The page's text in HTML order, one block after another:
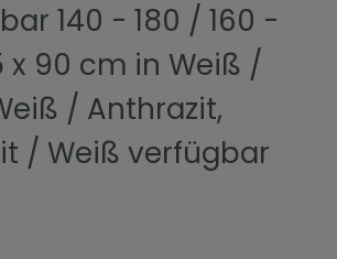
140 - 180 / 160 -
x 90 cm in Weiß /
/ Anthrazit,
/ Weiß verfügbar